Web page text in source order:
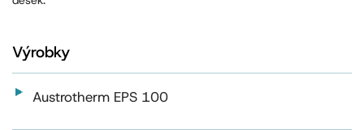
Výrobky
Austrotherm EPS 100